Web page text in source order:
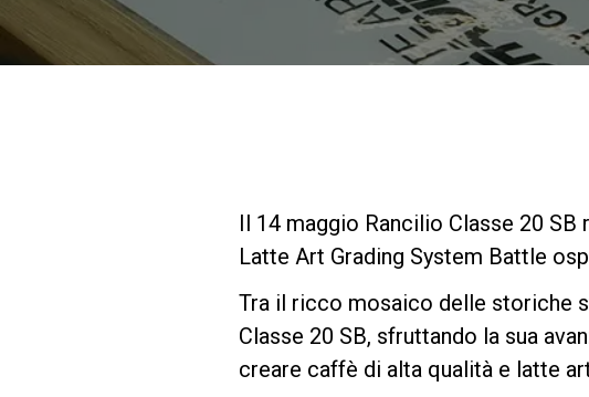
Il 14 maggio Rancilio Classe 20
Latte Art Grading System Battle
Tra il ricco mosaico delle storiche
Classe 20 SB, sfruttando la sua
creare caffè di alta qualità e latte